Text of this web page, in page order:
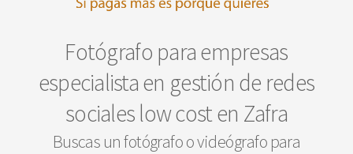
Fotógrafo para empresas
especialista en gestión de redes
sociales low cost en Zafra
Buscas un fotógrafo o videógrafo para